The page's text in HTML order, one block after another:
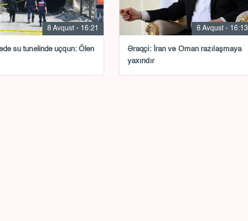
8 Avqust - 16:21
su tunelində uçqun: Ölən
8 Avqust - 16:13
Əraqçi: İran və Oman razılaşmaya
yaxındır